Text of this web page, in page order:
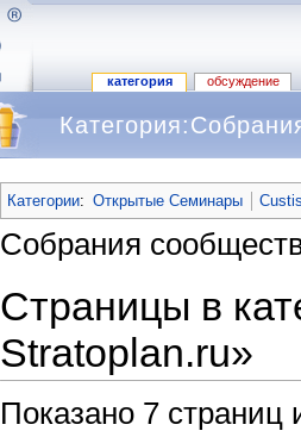
категория обсуждение
Категории: Открытые Семинары
Собрания
Страницы в
Stratoplan.ru»
Показано 7 страниц